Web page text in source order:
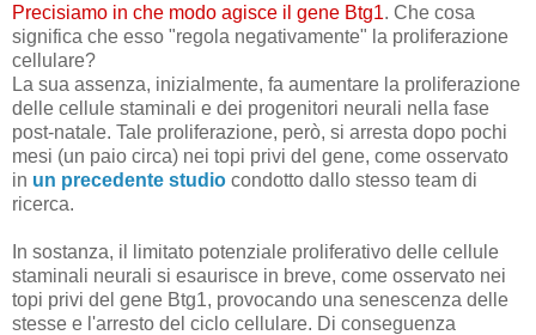
Precisiamo in che modo agisce il gene Btg1. Che cosa
significa che esso "regola negativamente" la proliferazione
cellulare?
La sua assenza, inizialmente, fa aumentare la proliferazione
delle cellule staminali e dei progenitori neurali nella fase
post-natale. Tale proliferazione, però, si arresta dopo pochi
mesi (un paio circa) nei topi privi del gene, come osservato
in un precedente studio condotto dallo stesso team di
ricerca.
In sostanza, il limitato potenziale proliferativo delle cellule
staminali neurali si esaurisce in breve, come osservato nei
topi privi del gene Btg1, provocando una senescenza delle
stesse e l'arresto del ciclo cellulare. Di conseguenza